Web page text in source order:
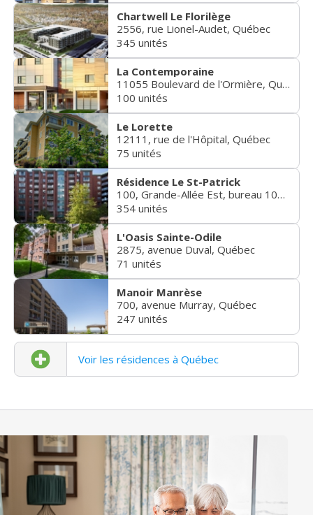
Chartwell Le Florilège
2556, rue Lionel-Audet, Québec
345 unités
La Contemporaine
11055 Boulevard de l'Ormière, Québec
100 unités
Le Lorette
12111, rue de l'Hôpital, Québec
75 unités
Résidence Le St-Patrick
100, Grande-Allée Est, bureau 100, Québec
354 unités
L'Oasis Sainte-Odile
2875, avenue Duval, Québec
71 unités
Manoir Manrèse
700, avenue Murray, Québec
247 unités
Voir les résidences à Québec